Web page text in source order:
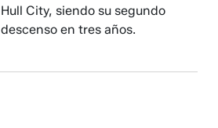
Hull City, siendo su segundo
descenso en tres años.